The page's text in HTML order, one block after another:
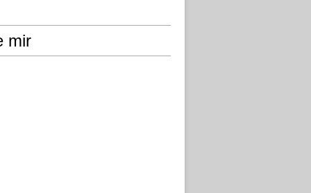
mir